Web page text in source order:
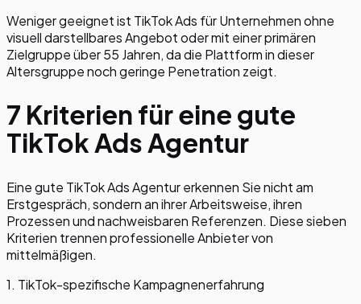
Weniger geeignet ist TikTok Ads für Unternehmen ohne
visuell darstellbares Angebot oder mit einer primären
Zielgruppe über 55 Jahren, da die Plattform in dieser
Altersgruppe noch geringe Penetration zeigt.
7 Kriterien für eine gute
TikTok Ads Agentur
Eine gute TikTok Ads Agentur erkennen Sie nicht am
Erstgespräch, sondern an ihrer Arbeitsweise, ihren
Prozessen und nachweisbaren Referenzen. Diese sieben
Kriterien trennen professionelle Anbieter von
mittelmäßigen.
1. TikTok-spezifische Kampagnenerfahrung